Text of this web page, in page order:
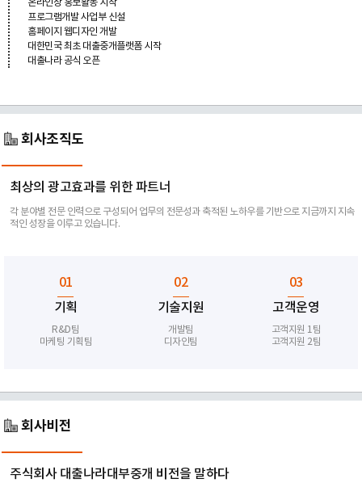
온라인상 홍보활동 시작
프로그램개발 사업부 신설
홈페이지 웹디자인 개발
대한민국 최초 대출중개플랫폼 시작
대출나라 공식 오픈
회사조직도
최상의 광고효과를 위한 파트너
각 분야별 전문 인력으로 구성되어 업무의 전문성과 축적된 노하우를 기반으로 지금까지 지속
적인 성장을 이루고 있습니다.
01
기획
R&D팀
마케팅 기획팀
02
기술지원
개발팀
디자인팀
03
고객운영
고객지원 1팀
고객지원 2팀
회사비전
주식회사 대출나라대부중개 비전을 말하다